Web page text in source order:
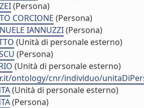
(Persona)
CORCIONE (Persona)
IANNUZZI(Persona)
(Unità di personale esterno)
(Persona)
(Unità di personale esterno)
ontology/cnr/individuo/
(Unità di personale esterno)
(Persona)